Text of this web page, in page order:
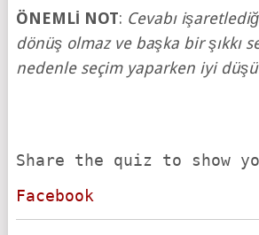
ÖNEMLİ NOT: Cevabı
dönüş olmaz ve başka bir şıkkı
nedenle seçim yaparken iyi
Share the quiz to show
Facebook